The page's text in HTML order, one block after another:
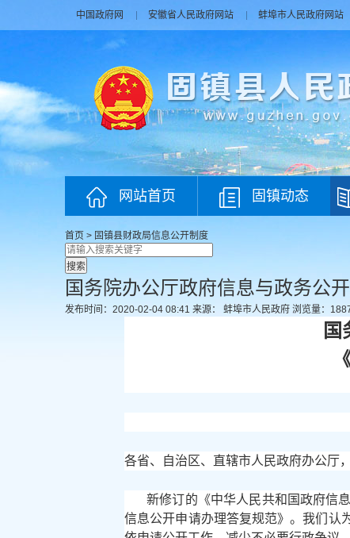
中国政府网 安徽省人民政府网站 蚌埠市人民政府网站
网站首页 固镇动态
首页 > 固镇县财政局信息公开制度
国务院办公厅政府信息与政务公
发布时间：2020-02-04 08:41 来源： 蚌埠市人民政府 浏览量：
国
各省、自治区、直辖市人民政府办公厅
新修订的《中华人民共和国政府信
信息公开申请办理答复规范》。我们认